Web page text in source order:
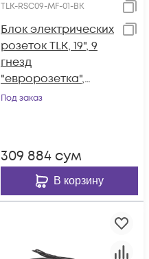
TLK-RSC09-MF-01-BK
Блок электрических
розеток TLK, 19", 9
гнезд
"евророзетка",
макс. нагрузка 10 А,
А, метал. корпус
Под заказ
309 884 сум
В корзину